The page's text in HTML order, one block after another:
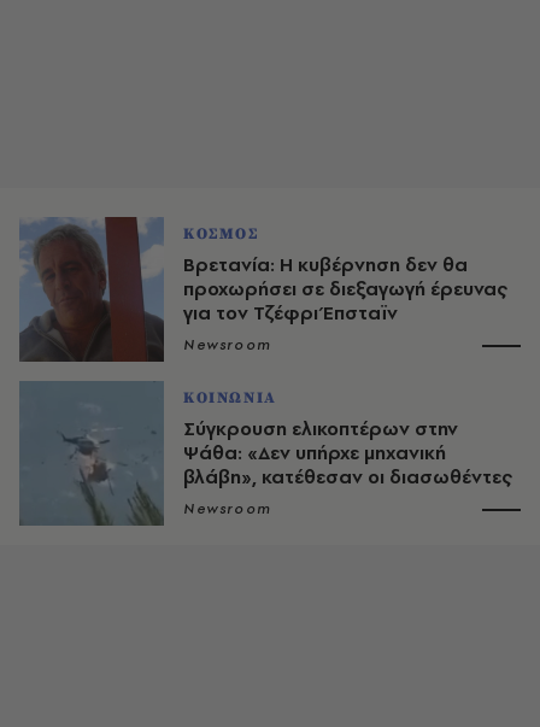
ΚΟΣΜΟΣ
Βρετανία: Η κυβέρνηση δεν θα
προχωρήσει σε διεξαγωγή έρευνας
για τον Τζέφρι Έπσταϊν
Newsroom
ΚΟΙΝΩΝΙΑ
Σύγκρουση ελικοπτέρων στην
Ψάθα: «Δεν υπήρχε μηχανική
βλάβη», κατέθεσαν οι διασωθέντες
Newsroom